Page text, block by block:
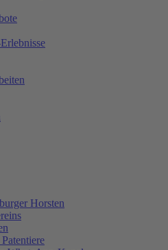
Horsten